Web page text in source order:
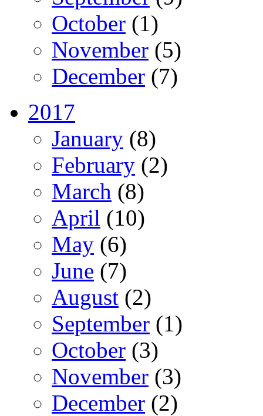
October (1)
November (5)
December (7)
2017
January (8)
February (2)
March (8)
April (10)
May (6)
June (7)
August (2)
September (1)
October (3)
November (3)
December (2)